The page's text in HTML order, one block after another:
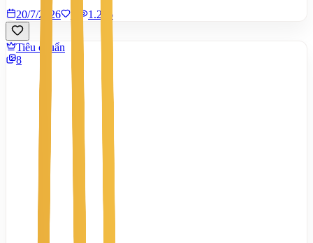
20/7/2026
1 1.256
Tiêu chuẩn
8